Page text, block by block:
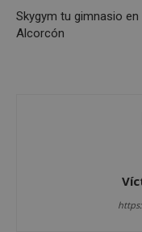
Skygym tu gimnasio en
Alcorcón